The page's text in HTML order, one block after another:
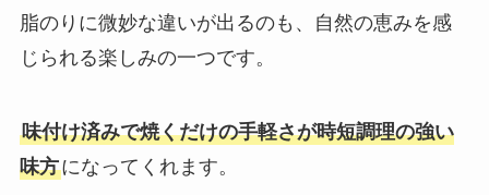
脂のりに微妙な違いが出るのも、自然の恵みを感
じられる楽しみの一つです。
味付け済みで焼くだけの手軽さが時短調理の強い
味方になってくれます。